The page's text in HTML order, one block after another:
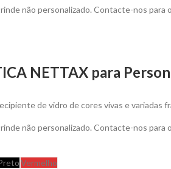
não personalizado. Contacte-nos
NETTAX para
de vidro de cores vivas e variadas
não personalizado. Contacte-nos
Vermelho